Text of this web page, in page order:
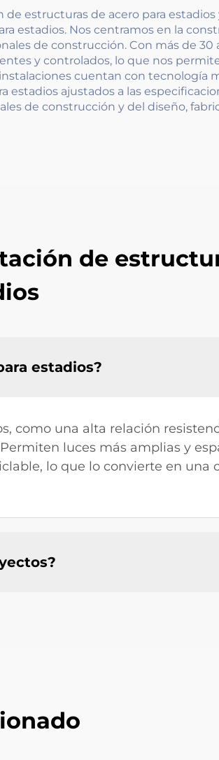
estructuras de acero para estadios
estadios. Nos centramos en la
de construcción. Con más de 30
y controlados, lo que nos
cuentan con tecnología
ajustados a las
de construcción y del diseño,
de
estadios?
como una alta relación
luces más amplias y
lo que lo convierte en una